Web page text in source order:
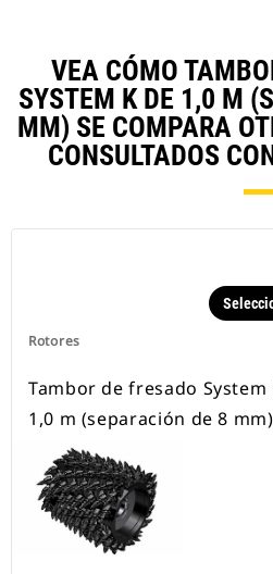
VEA CÓMO
SYSTEM K DE 1,0 M
MM) SE COMPARA
CONSULTADOS
Rotores
Tambor de fresado System
1,0 m (separación de 8 mm)